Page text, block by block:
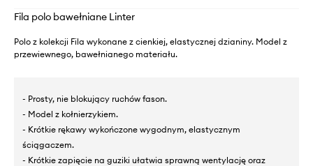
Fila polo bawełniane Linter
Polo z kolekcji Fila wykonane z cienkiej, elastycznej dzianiny. Model z
przewiewnego, bawełnianego materiału.
- Prosty, nie blokujący ruchów fason.
- Model z kołnierzykiem.
- Krótkie rękawy wykończone wygodnym, elastycznym
ściągaczem.
- Krótkie zapięcie na guziki ułatwia sprawną wentylację oraz